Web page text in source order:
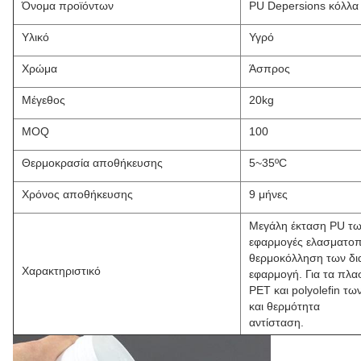
Όνομα προϊόντων PU Depersions κόλλα
Υλικό Υγρό
Χρώμα Άσπρος
Μέγεθος 20kg
MOQ 100
Θερμοκρασία αποθήκευσης 5~35ºC
Χρόνος αποθήκευσης 9 μήνες
Χαρακτηριστικό
Μεγάλη έκταση PU
εφαρμογές
θερμοκόλληση των
εφαρμογή. Για τα
PET και polyolefin
και θερμότητα
αντίσταση.